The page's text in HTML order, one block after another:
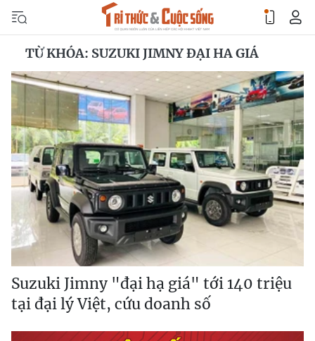
TỪ KHÓA: SUZUKI JIMNY ĐẠI HA GIÁ
Suzuki Jimny "đại hạ giá" tới 140 triệu
tại đại lý Việt, cứu doanh số